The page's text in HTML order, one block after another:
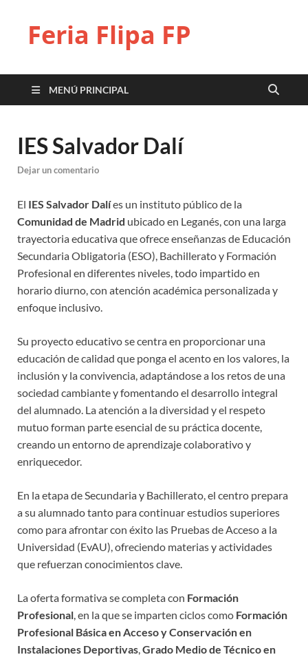
Feria Flipa FP
MENÚ PRINCIPAL
IES Salvador Dalí
Dejar un comentario
El IES Salvador Dalíes un instituto público de la
Comunidad de Madrid ubicado en Leganés, con una larga
trayectoria educativa que ofrece enseñanzas de Educación
Secundaria Obligatoria (ESO), Bachillerato y Formación
Profesional en diferentes niveles, todo impartido en
horario diurno, con atención académica personalizada y
enfoque inclusivo.
Su proyecto educativo se centra en proporcionar una
educación de calidad que ponga el acento en los valores, la
inclusión y la convivencia, adaptándose a los retos de una
sociedad cambiante y fomentando el desarrollo integral
del alumnado. La atención a la diversidad y el respeto
mutuo forman parte esencial de su práctica docente,
creando un entorno de aprendizaje colaborativo y
enriquecedor.
En la etapa de Secundaria y Bachillerato, el centro prepara
a su alumnado tanto para continuar estudios superiores
como para afrontar con éxito las Pruebas de Acceso a la
Universidad (EvAU), ofreciendo materias y actividades
que refuerzan conocimientos clave.
La oferta formativa se completa con Formación
Profesional, en la que se imparten ciclos como Formación
Profesional Básica en Acceso y Conservación en
Instalaciones Deportivas,Grado Medio de Técnico en